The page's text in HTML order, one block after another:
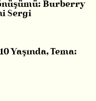
Burberry
Sergi
Yaşında, Tema: